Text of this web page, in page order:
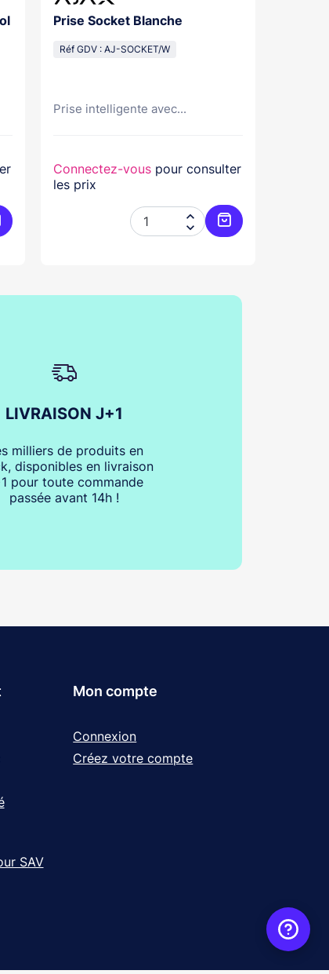
au panier
Prise Socket Blanche
Réf GDV : AJ-SOCKET/W
Prise intelligente avec...
Connectez-vous pour consulter
les prix


Ajouter au panier
LIVRAISON J+1
milliers de produits en
disponibles en livraison
pour toute commande
passée avant 14h !
SAV
Mon compte
Connexion
Créez votre compte